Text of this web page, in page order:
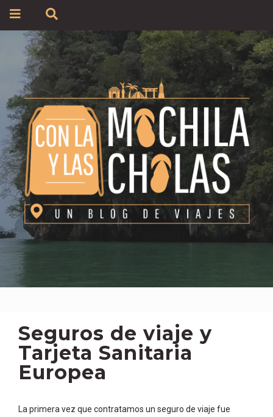
Seguros de viaje y
Tarjeta Sanitaria
Europea
La primera vez que contratamos un seguro de viaje fue